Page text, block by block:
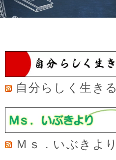
自分らしく生きる
Ｍｓ．いぶきより